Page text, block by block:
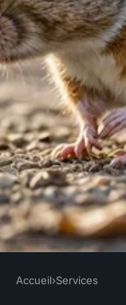
Accueil›Services